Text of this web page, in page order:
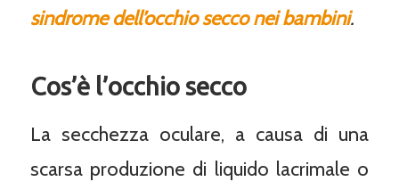
sindrome dell’occhio secco nei bambini.
Cos’è l’occhio secco
La secchezza oculare, a causa di una
scarsa produzione di liquido lacrimale o